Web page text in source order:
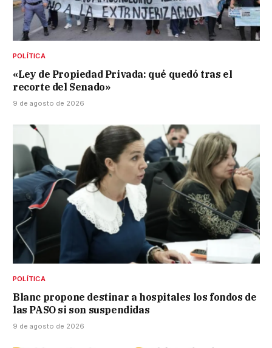
POLÍTICA
«Ley de Propiedad Privada: qué quedó tras el
recorte del Senado»
9 de agosto de 2026
POLÍTICA
Blanc propone destinar a hospitales los fondos de
las PASO si son suspendidas
9 de agosto de 2026